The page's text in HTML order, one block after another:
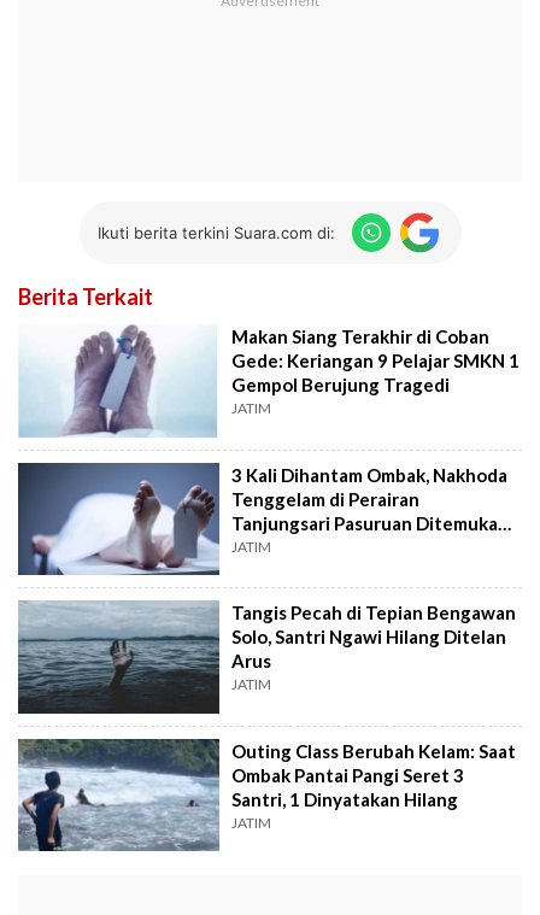
Ikuti berita terkini Suara.com di:
Berita Terkait
Makan Siang Terakhir di Coban
Gede: Keriangan 9 Pelajar SMKN 1
Gempol Berujung Tragedi
JATIM
3 Kali Dihantam Ombak, Nakhoda
Tenggelam di Perairan
Tanjungsari Pasuruan Ditemukan
Tewas
JATIM
Tangis Pecah di Tepian Bengawan
Solo, Santri Ngawi Hilang Ditelan
Arus
JATIM
Outing Class Berubah Kelam: Saat
Ombak Pantai Pangi Seret 3
Santri, 1 Dinyatakan Hilang
JATIM